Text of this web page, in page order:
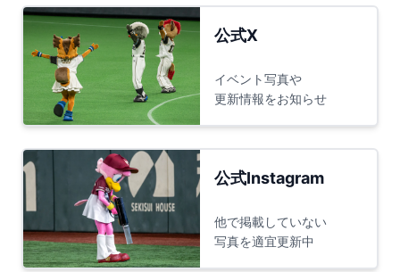
公式X
イベント写真や
更新情報をお知らせ
公式Instagram
他で掲載していない
写真を適宜更新中